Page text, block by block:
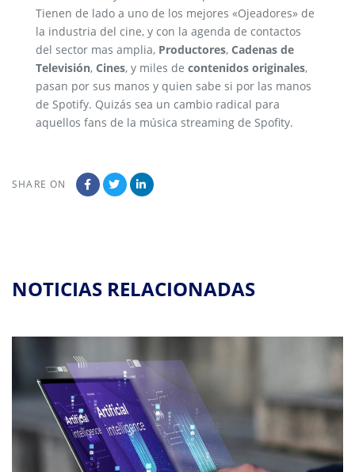
Tienen de lado a uno de los mejores «Ojeadores» de
la industria del cine, y con la agenda de contactos
del sector mas amplia, Productores, Cadenas de
Televisión, Cines, y miles de contenidos originales,
pasan por sus manos y quien sabe si por las manos
de Spotify. Quizás sea un cambio radical para
aquellos fans de la música streaming de Spofity.
SHARE ON
NOTICIAS RELACIONADAS